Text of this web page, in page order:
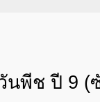
นพีช ปี 9